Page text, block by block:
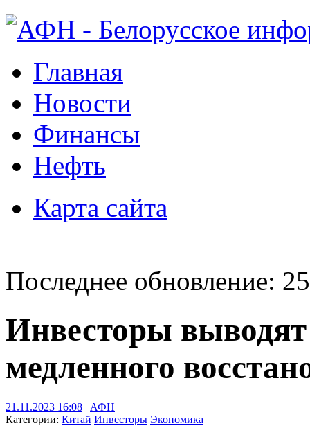
Главная
Новости
Финансы
Нефть
Карта сайта
Последнее обновление:
Инвесторы выводят
медленного
21.11.2023 16:08 | АФН
Категории: Китай Инвесторы Экономика